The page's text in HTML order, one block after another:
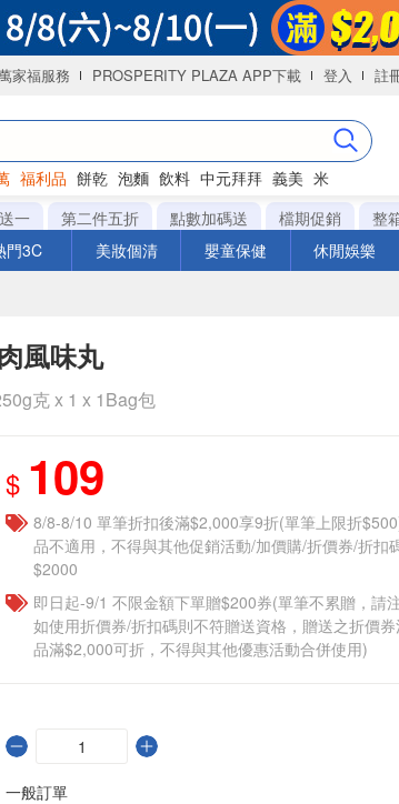
家福服務 PROSPERITY PLAZA APP下載 登入 註
福利品 餅乾 泡麵 飲料 中元拜拜 義美 米
一 第二件五折 點數加碼送 檔期促銷 整
門3C 美妝個清 嬰童保健 休閒娛樂
風味丸
克 x 1 x 1Bag包
$ 109
8/8-8/10 單筆折扣後滿$2,000享9折(單筆上限折
品不適用，不得與其他促銷活動/加價購/折價券/折扣
$2000
即日起-9/1 不限金額下單贈$200券(單筆不累贈，請
如使用折價券/折扣碼則不符贈送資格，贈送之折價
品滿$2,000可折，不得與其他優惠活動合併使用)
一般訂單